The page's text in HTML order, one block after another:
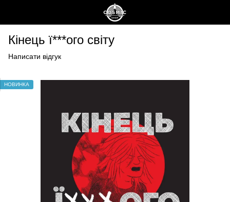
Кінець ї***ого світу
Написати відгук
НОВИНКА